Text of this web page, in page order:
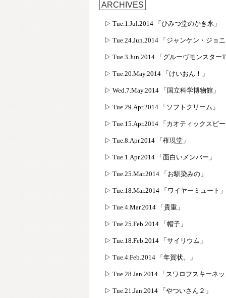
ARCHIVES
▷ Tue.1.Jul.2014 「ひみつ堂のかき氷」
▷ Tue.24.Jun.2014 「ジャンケン・ジョニ
▷ Tue.3.Jun.2014 「グルーヴモンスターT
▷ Tue.20.May.2014 「けいおん！」
▷ Wed.7.May.2014 「国立科学博物館」
▷ Tue.29.Apr.2014 「ソフトクリーム」
▷ Tue.15.Apr.2014 「カオティックスピー
▷ Tue.8.Apr.2014 「権現堂」
▷ Tue.1.Apr.2014 「面白いメンバー」
▷ Tue.25.Mar.2014 「お馴染みの」
▷ Tue.18.Mar.2014 「ワイヤーミュート」
▷ Tue.4.Mar.2014 「貴重」
▷ Tue.25.Feb.2014 「帽子」
▷ Tue.18.Feb.2014 「サイリウム」
▷ Tue.4.Feb.2014 「年賀状。」
▷ Tue.28.Jan.2014 「スワロフスキーネッ
▷ Tue.21.Jan.2014 「やついさん２」